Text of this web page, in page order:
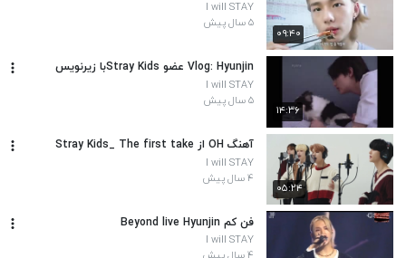
۰۹:۴۰
I will STAY
۵ سال پیش
۱۴:۳۶
Vlog: Hyunjin عضو Stray Kidsبا زیرنویس
I will STAY
۵ سال پیش
۰۵:۲۴
آهنگ OH از Stray Kids_ The first take
I will STAY
۴ سال پیش
فن کم Beyond live Hyunjin
I will STAY